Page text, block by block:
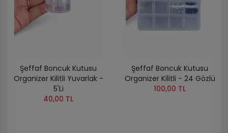
Şeffaf Boncuk Kutusu
Organizer Kilitli Yuvarlak -
5'li
40,00 TL
Şeffaf Boncuk Kutusu
Organizer Kilitli - 24 Gözlü
100,00 TL